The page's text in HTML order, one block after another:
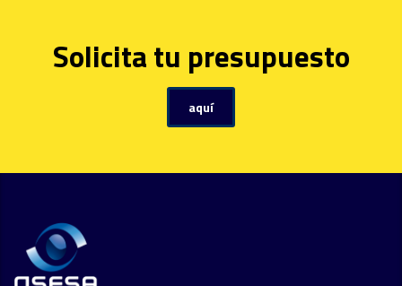
Solicita tu presupuesto
aquí